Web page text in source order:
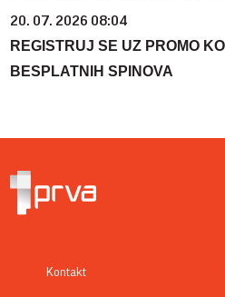
20. 07. 2026 08:04
REGISTRUJ SE UZ PROMO
BESPLATNIH SPINOVA
Kontakt